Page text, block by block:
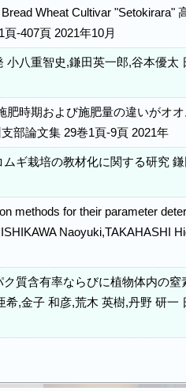
Wheat Cultivar "Setokirara"
-407頁 2021年10月
八重智史,鎌田英一郎,谷本優太
時期および施肥量の違いがオ
部論文集 29巻1頁-9頁 2021年
ギ栽培の教材化に関する研究
methods for their parameter
Naoyuki,TAKAHASHI
質含有率ならびに植物体内の窒
,金子 和彦,荒木 英樹,丹野 研一